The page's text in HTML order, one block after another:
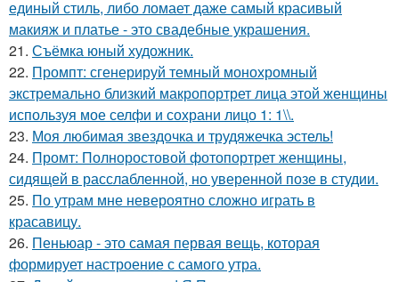
единый стиль, либо ломает даже самый красивый
макияж и платье - это свадебные украшения.
21. Съёмка юный художник.
22. Промпт: сгенерируй темный монохромный
экстремально близкий макропортрет лица этой женщины
используя мое селфи и сохрани лицо 1: 1\\.
23. Моя любимая звездочка и трудяжечка эстель!
24. Промт: Полноростовой фотопортрет женщины,
сидящей в расслабленной, но уверенной позе в студии.
25. По утрам мне невероятно сложно играть в
красавицу.
26. Пеньюар - это самая первая вещь, которая
формирует настроение с самого утра.